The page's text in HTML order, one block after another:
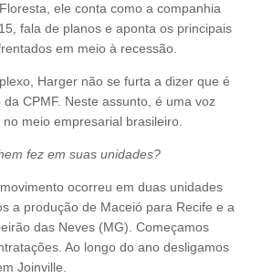
ele conta como a companhia
fala de planos e aponta os principais
em meio à recessão.
Harger não se furta a dizer que é
CPMF. Neste assunto, é uma voz
meio empresarial brasileiro.
fez em suas unidades?
ocorreu em duas unidades
a produção de Maceió para Recife e a
das Neves (MG). Começamos
Ao longo do ano desligamos
Joinville.